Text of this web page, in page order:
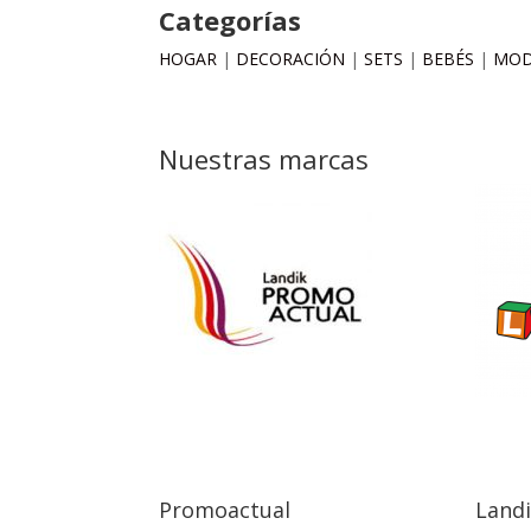
Categorías
HOGAR | DECORACIÓN |SETS | BEBÉS |
Nuestras marcas
Promoactual